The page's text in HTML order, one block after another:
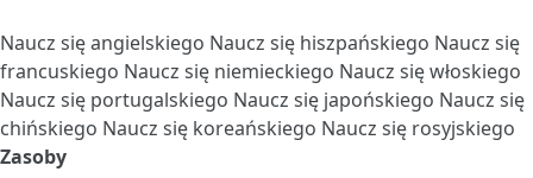
Naucz się angielskiego Naucz się hiszpańskiego Naucz się
francuskiego Naucz się niemieckiego Naucz się włoskiego
Naucz się portugalskiego Naucz się japońskiego Naucz się
chińskiego Naucz się koreańskiego Naucz się rosyjskiego
Zasoby